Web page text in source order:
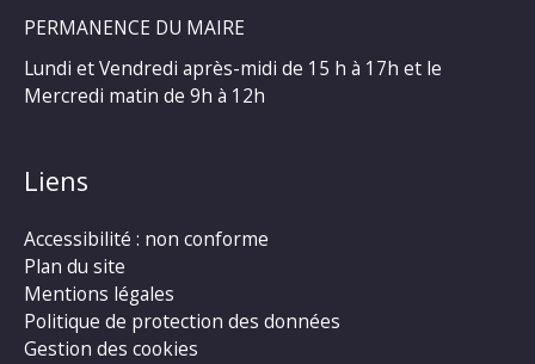
PERMANENCE DU MAIRE
Lundi et Vendredi après-midi de 15 h à 17h et le
Mercredi matin de 9h à 12h
Liens
Accessibilité : non conforme
Plan du site
Mentions légales
Politique de protection des données
Gestion des cookies